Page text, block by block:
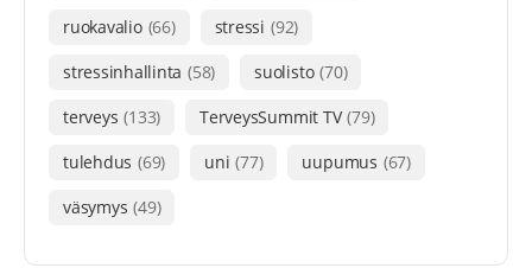
ruokavalio (66) stressi (92)
stressinhallinta (58) suolisto (70)
terveys (133) TerveysSummit TV (79)
tulehdus (69) uni (77) uupumus (67)
väsymys (49)